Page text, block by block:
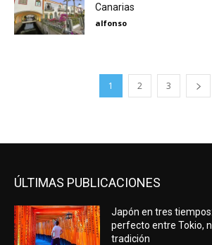
Canarias
alfonso
1 2 3
ÚLTIMAS PUBLICACIONES
Japón en tres
perfecto entre Tokio,
tradición